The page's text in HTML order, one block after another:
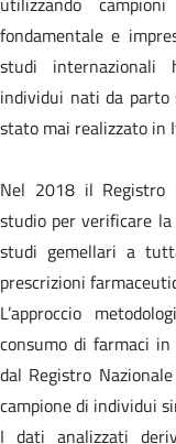
fondamentale e
studi internazionali
individui nati da parto
stato mai realizzato in
Nel 2018 il Registro
studio per verificare
studi gemellari a
prescrizioni
L’approccio
consumo di farmaci
dal Registro
campione di individui
I dati analizzati